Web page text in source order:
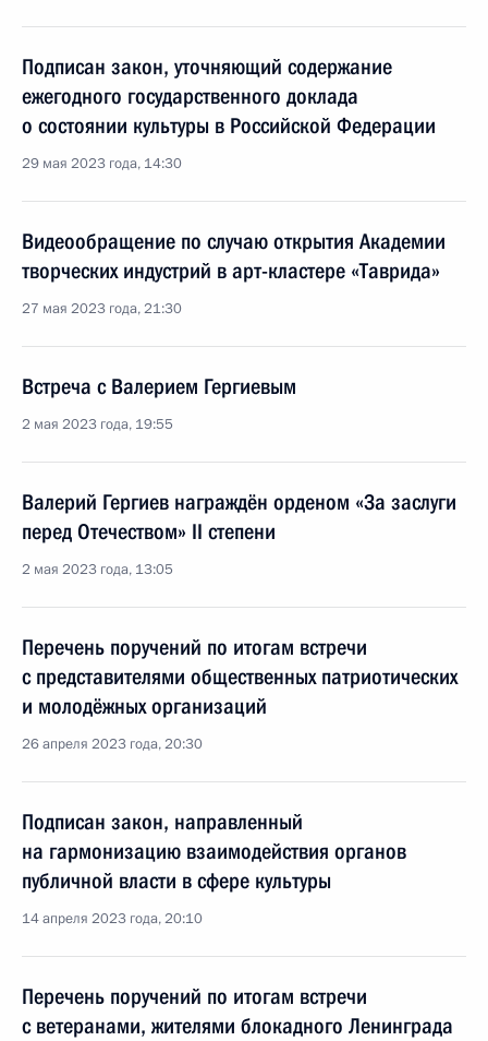
Подписан закон, уточняющий содержание
ежегодного государственного доклада
о состоянии культуры в Российской Федерации
29 мая 2023 года, 14:30
Видеообращение по случаю открытия Академии
творческих индустрий в арт-кластере «Таврида»
27 мая 2023 года, 21:30
Встреча с Валерием Гергиевым
2 мая 2023 года, 19:55
Валерий Гергиев награждён орденом «За заслуги
перед Отечеством» II степени
2 мая 2023 года, 13:05
Перечень поручений по итогам встречи
с представителями общественных патриотических
и молодёжных организаций
26 апреля 2023 года, 20:30
Подписан закон, направленный
на гармонизацию взаимодействия органов
публичной власти в сфере культуры
14 апреля 2023 года, 20:10
Перечень поручений по итогам встречи
с ветеранами, жителями блокадного Ленинграда